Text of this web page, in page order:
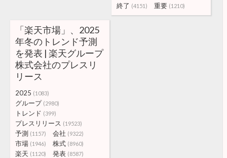
終了 (4151) 重要 (1210)
「楽天市場」、2025
年冬のトレンド予測
を発表 | 楽天グループ
株式会社のプレスリ
リース
2025 (1083)
グループ (2980)
トレンド (399)
プレスリリース (19523)
予測 (1157) 会社 (9322)
市場 (1946) 株式 (8960)
楽天 (1120) 発表 (8587)